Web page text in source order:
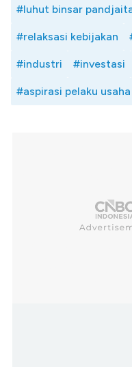
#luhut binsar
#relaksasi kebijakan
#industri #investasi
#aspirasi pelaku usaha